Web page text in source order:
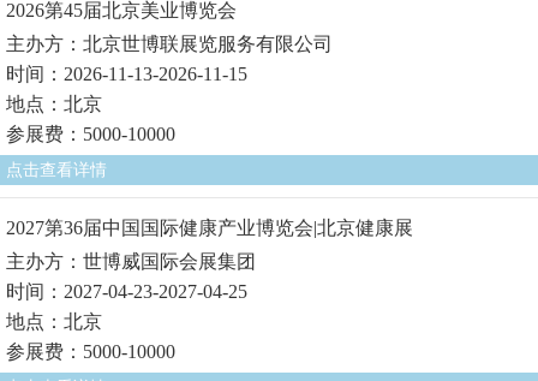
2026第45届北京美业博览会
主办方：北京世博联展览服务有限公司
时间：2026-11-13-2026-11-15
地点：北京
参展费：5000-10000
点击查看详情
2027第36届中国国际健康产业博览会|北京健康展
主办方：世博威国际会展集团
时间：2027-04-23-2027-04-25
地点：北京
参展费：5000-10000